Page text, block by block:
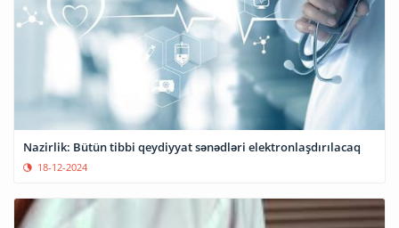
Nazirlik: Bütün tibbi qeydiyyat sənədləri elektronlaşdırılacaq
18-12-2024